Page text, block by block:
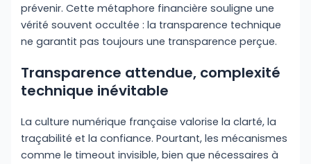
prévenir. Cette métaphore financière souligne une
vérité souvent occultée : la transparence technique
ne garantit pas toujours une transparence perçue.
Transparence attendue, complexité
technique inévitable
La culture numérique française valorise la clarté, la
traçabilité et la confiance. Pourtant, les mécanismes
comme le timeout invisible, bien que nécessaires à